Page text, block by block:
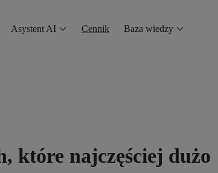
Asystent AI Cennik Baza wiedzy
które najczęściej dużo